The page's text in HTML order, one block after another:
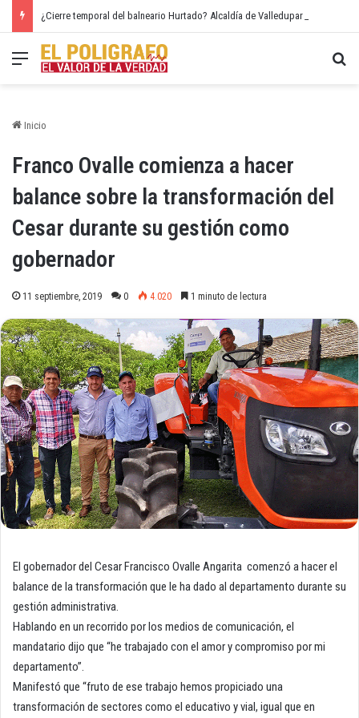
Menú
Inicio
Franco Ovalle comienza a hacer
balance sobre la transformación del
Cesar durante su gestión como
gobernador
11 septiembre, 2019 0 4.020 1 minuto de lectura
El gobernador del Cesar Francisco Ovalle Angarita comenzó a hacer el
balance de la transformación que le ha dado al departamento durante su
gestión administrativa.
Hablando en un recorrido por los medios de comunicación, el
mandatario dijo que “he trabajado con el amor y compromiso por mi
departamento”.
Manifestó que “fruto de ese trabajo hemos propiciado una
transformación de sectores como el educativo y vial, igual que en